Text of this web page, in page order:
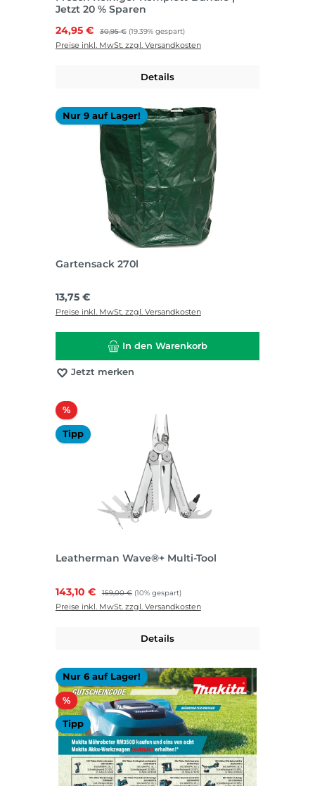
Jetzt 20 % Sparen
Verkaufspreis:
24,95 € Regulärer Preis:
30,95 € (19.39% gespart)
Preise inkl. MwSt. zzgl. Versandkosten
Details
Nur 9 auf Lager!
Gartensack 270l
Regulärer Preis:
13,75 €
Preise inkl. MwSt. zzgl. Versandkosten
In den Warenkorb
Jetzt merken
%Rabatt
Tipp
Leatherman Wave®+ Multi-Tool
Verkaufspreis:
143,10 € Regulärer Preis:
159,00 € (10% gespart)
Preise inkl. MwSt. zzgl. Versandkosten
Details
Nur 6 auf Lager!
%Rabatt
Tipp